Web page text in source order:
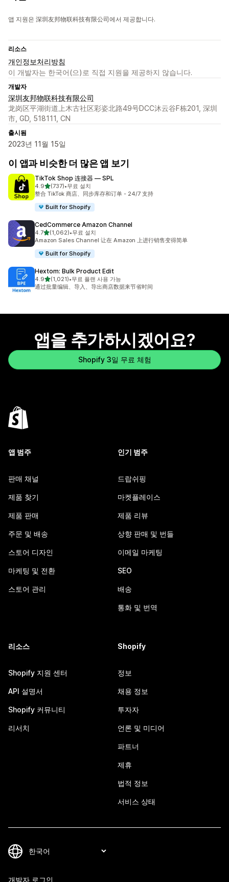
앱 지원은 深圳友邦物联科技有限公司에서 제공합니다.
리소스
개인정보처리방침
이 개발자는 한국어(으)로 직접 지원을 제공하지 않습니다.
개발자
深圳友邦物联科技有限公司
龙岗区平湖街道上木古社区彩姿北路49号DCC沐云谷F栋201, 深圳
市, GD, 518111, CN
출시됨
2023년 11월 15일
이 앱과 비슷한 더 많은 앱 보기
TikTok Shop 连接器 — SPL
4.9별 5개 중
(737)
총 리뷰 737개
•무료 설치
整合 TikTok 商店、同步库存和订单 - 24/7 支持
Built for Shopify
CedCommerce Amazon Channel
4.7별 5개 중
(1,062)
총 리뷰 1062개
•무료 설치
Amazon Sales Channel 让在 Amazon 上进行销售变得简单
Built for Shopify
Hextom: Bulk Product Edit
4.9별 5개 중
(1,021)
총 리뷰 1021개
•무료 플랜 사용 가능
通过批量编辑、导入、导出商店数据来节省时间
앱을 추가하시겠어요?
Shopify 3일 무료 체험
앱 범주
판매 채널
제품 찾기
제품 판매
주문 및 배송
스토어 디자인
마케팅 및 전환
스토어 관리
인기 범주
드랍쉬핑
마켓플레이스
제품 리뷰
상향 판매 및 번들
이메일 마케팅
SEO
배송
통화 및 번역
리소스
Shopify 지원 센터
API 설명서
Shopify 커뮤니티
리서치
Shopify
정보
채용 정보
투자자
언론 및 미디어
파트너
제휴
법적 정보
서비스 상태
개발자 로그인